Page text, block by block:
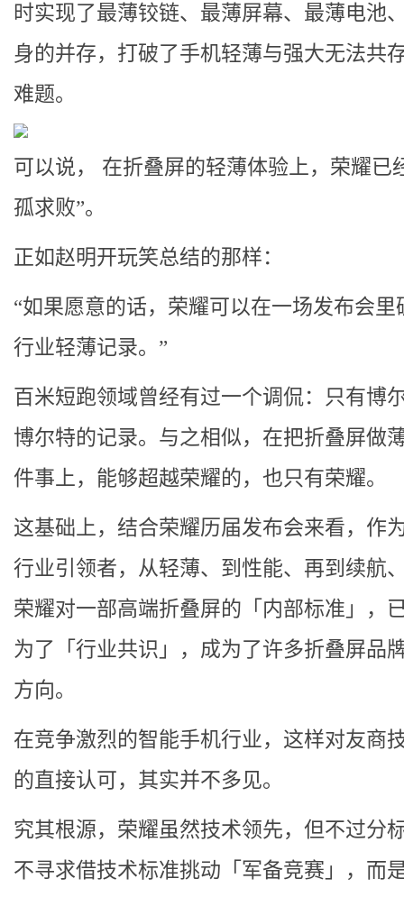
时实现了最薄铰链、最薄屏幕、最薄电池
身的并存，打破了手机轻薄与强大无法共
难题。
可以说， 在折叠屏的轻薄体验上，荣耀已
孤求败”。
正如赵明开玩笑总结的那样：
“如果愿意的话，荣耀可以在一场发布会里
行业轻薄记录。”
百米短跑领域曾经有过一个调侃：只有博
博尔特的记录。与之相似，在把折叠屏做
件事上，能够超越荣耀的，也只有荣耀。
这基础上，结合荣耀历届发布会来看，作
行业引领者，从轻薄、到性能、再到续航
荣耀对一部高端折叠屏的「内部标准」，
为了「行业共识」，成为了许多折叠屏品
方向。
在竞争激烈的智能手机行业，这样对友商
的直接认可，其实并不多见。
究其根源，荣耀虽然技术领先，但不过分
不寻求借技术标准挑动「军备竞赛」，而